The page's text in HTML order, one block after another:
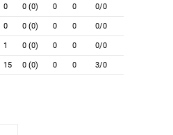
0 0 (0) 0 0 0/0
0 0 (0) 0 0 0/0
1 0 (0) 0 0 0/0
15 0 (0) 0 0 3/0